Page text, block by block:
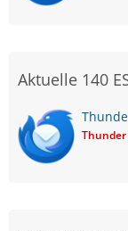
Aktuelle 140
Thunder